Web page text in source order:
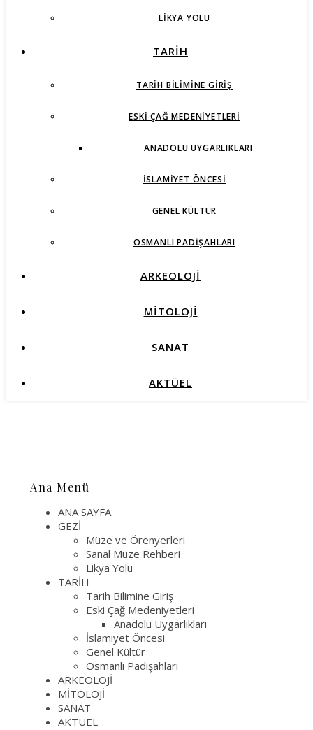
LIKYA YOLU
TARİH
TARIH BILIMINE GIRIŞ
ESKI ÇAĞ MEDENIYETLERI
ANADOLU UYGARLIKLARI
İSLAMIYET ÖNCESI
GENEL KÜLTÜR
OSMANLI PADIŞAHLARI
ARKEOLOJİ
MİTOLOJİ
SANAT
AKTÜEL
Ana Menü
ANA SAYFA
GEZİ
Müze ve Örenyerleri
Sanal Müze Rehberi
Likya Yolu
TARİH
Tarih Bilimine Giriş
Eski Çağ Medeniyetleri
Anadolu Uygarlıkları
İslamiyet Öncesi
Genel Kültür
Osmanlı Padişahları
ARKEOLOJİ
MİTOLOJİ
SANAT
AKTÜEL